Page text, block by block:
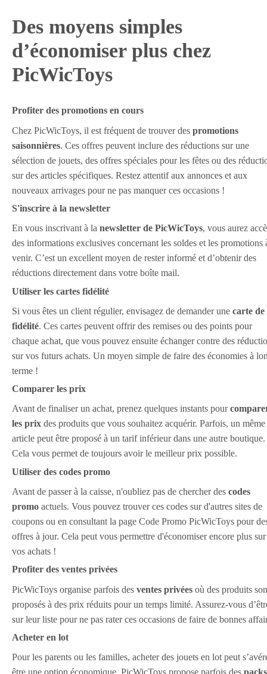
Des moyens simples
d’économiser plus chez
PicWicToys
Profiter des promotions en cours
Chez PicWicToys, il est fréquent de trouver des promotions
saisonnières. Ces offres peuvent inclure des réductions sur une
sélection de jouets, des offres spéciales pour les fêtes ou des
sur des articles spécifiques. Restez attentif aux annonces et aux
nouveaux arrivages pour ne pas manquer ces occasions !
S'inscrire à la newsletter
En vous inscrivant à la newsletter de PicWicToys, vous aurez
des informations exclusives concernant les soldes et les promotions
venir. C’est un excellent moyen de rester informé et d’obtenir des
réductions directement dans votre boîte mail.
Utiliser les cartes fidélité
Si vous êtes un client régulier, envisagez de demander une carte de
fidélité. Ces cartes peuvent offrir des remises ou des points pour
chaque achat, que vous pouvez ensuite échanger contre des
sur vos futurs achats. Un moyen simple de faire des économies à
terme !
Comparer les prix
Avant de finaliser un achat, prenez quelques instants pour
les prix des produits que vous souhaitez acquérir. Parfois, un même
article peut être proposé à un tarif inférieur dans une autre boutique.
Cela vous permet de toujours avoir le meilleur prix possible.
Utiliser des codes promo
Avant de passer à la caisse, n'oubliez pas de chercher des codes
promo actuels. Vous pouvez trouver ces codes sur d'autres sites de
coupons ou en consultant la page Code Promo PicWicToys pour
offres à jour. Cela peut vous permettre d'économiser encore plus sur
vos achats !
Profiter des ventes privées
PicWicToys organise parfois des ventes privées où des produits
proposés à des prix réduits pour un temps limité. Assurez-vous
sur leur liste pour ne pas rater ces occasions de faire de bonnes
Acheter en lot
Pour les parents ou les familles, acheter des jouets en lot peut